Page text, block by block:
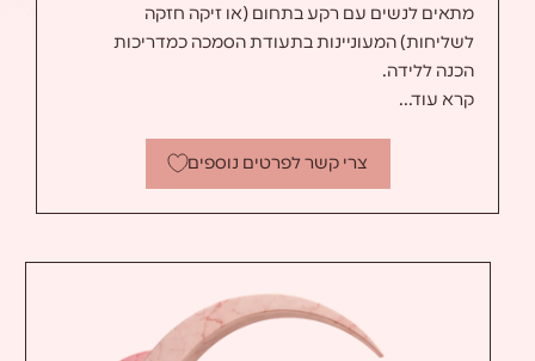
מתאים לנשים עם רקע בתחום (או זיקה חזקה
לשליחות) המעוניינות בתעודת הסמכה כמדריכות
הכנה ללידה.
קרא עוד...
צרי קשר לפרטים נוספים